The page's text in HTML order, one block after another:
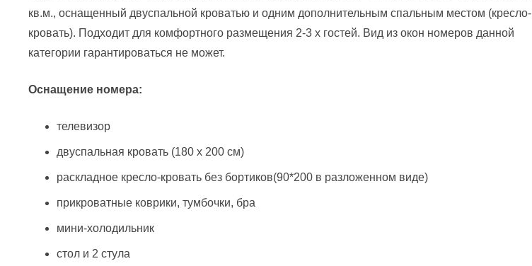
кв.м., оснащенный двуспальной кроватью и одним дополнительным спальным местом (кресло-
кровать). Подходит для комфортного размещения 2-3 х гостей. Вид из окон номеров данной
категории гарантироваться не может.
Оснащение номера:
телевизор
двуспальная кровать (180 х 200 см)
раскладное кресло-кровать без бортиков(90*200 в разложенном виде)
прикроватные коврики, тумбочки, бра
мини-холодильник
стол и 2 стула